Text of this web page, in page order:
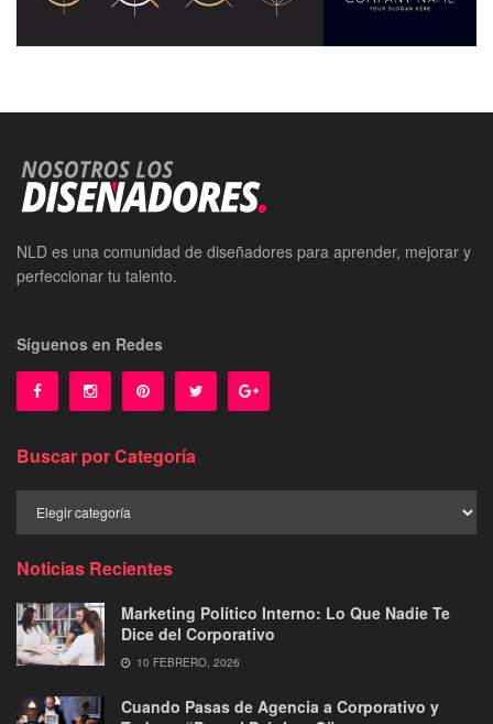
NLD es una comunidad de diseñadores para aprender, mejorar y
perfeccionar tu talento.
Síguenos en Redes
Buscar por Categoría
por
Noticias Recientes
Marketing Político Interno: Lo Que Nadie Te
Dice del Corporativo
10 FEBRERO, 2026
Cuando Pasas de Agencia a Corporativo y